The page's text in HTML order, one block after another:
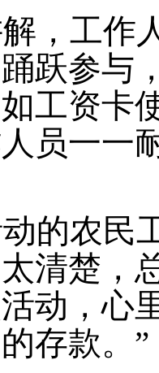
，工作
跃参与
工资卡
员一一
的农民
清楚，
动，心
存款。”